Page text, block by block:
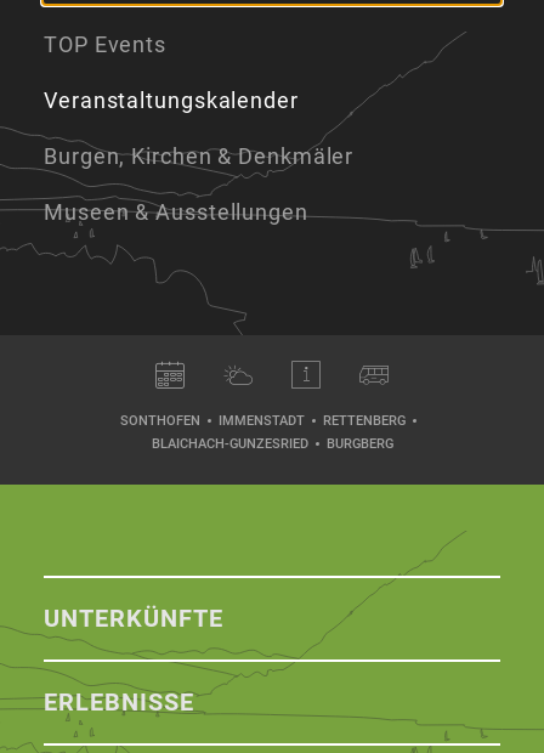
TOP Events
Veranstaltungskalender
Burgen, Kirchen & Denkmäler
Museen & Ausstellungen
SONTHOFEN IMMENSTADT
RETTENBERG
BLAICHACH-GUNZESRIED
BURGBERG
UNTERKÜNFTE
ERLEBNISSE